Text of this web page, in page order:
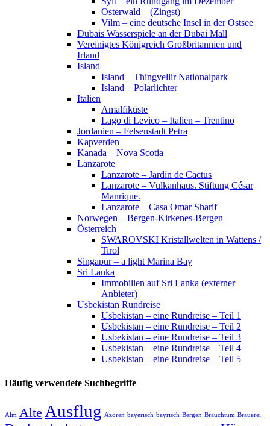
Osterwald – (Zingst)
Vilm – eine deutsche Insel in der Ostsee
Dubais Wasserspiele an der Dubai Mall
Vereinigtes Königreich Großbritannien und
Irland
Island
Island – Thingvellir Nationalpark
Island – Polarlichter
Italien
Amalfiküste
Lago di Levico – Italien – Trentino
Jordanien – Felsenstadt Petra
Kapverden
Kanada – Nova Scotia
Lanzarote
Lanzarote – Jardín de Cactus
Lanzarote – Vulkanhaus. Stiftung César
Manrique.
Lanzarote – Casa Omar Sharif
Norwegen – Bergen-Kirkenes-Bergen
Österreich
SWAROVSKI Kristallwelten in Wattens /
Tirol
Singapur – a light Marina Bay
Sri Lanka
Immobilien auf Sri Lanka (externer
Anbieter)
Usbekistan Rundreise
Usbekistan – eine Rundreise – Teil 1
Usbekistan – eine Rundreise – Teil 2
Usbekistan – eine Rundreise – Teil 3
Usbekistan – eine Rundreise – Teil 4
Usbekistan – eine Rundreise – Teil 5
Häufig verwendete Suchbegriffe
Alm Alte Ausflug Azoren bayerisch bayrisch Bergen Brauchtum Brauerei